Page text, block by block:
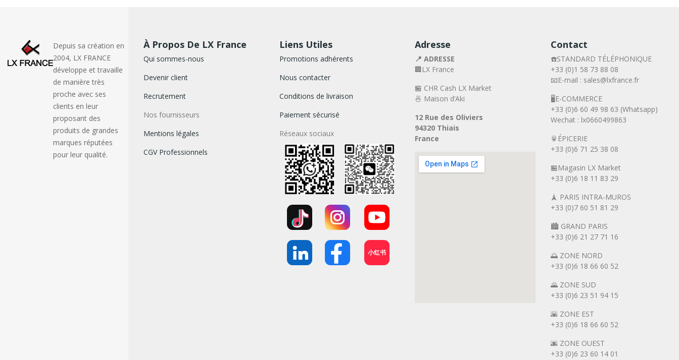
Depuis sa création en
2004, LX FRANCE
développe et travaille
de manière très
proche avec ses
clients en leur
proposant des
produits de grandes
marques réputées
pour leur qualité.
À Propos De LX France
Qui sommes-nous
Devenir client
Recrutement
Nos fournisseurs
Mentions légales
CGV Professionnels
Liens Utiles
Promotions adhérents
Nous contacter
Conditions de livraison
Paiement sécurisé
Réseaux sociaux
小红书
Adresse
📍 ADRESSE
🏢LX France
🏪 CHR Cash LX Market
🍜 Maison d’Aki
12 Rue des Oliviers
94320 Thiais
France
Contact
☎️STANDARD TÉLÉPHONIQUE
+33 (0)1 58 73 88 08
📧E-mail : sales@lxfrance.fr
🖥️E-COMMERCE
+33 (0)6 60 49 98 63 (Whatsapp)
Wechat : lx0660499863
🥫ÉPICERIE
+33 (0)6 71 25 38 08
🏪Magasin LX Market
+33 (0)6 18 11 83 29
🗼 PARIS INTRA-MUROS
+33 (0)7 60 51 81 29
🏙️ GRAND PARIS
+33 (0)6 21 27 71 16
🌅 ZONE NORD
+33 (0)6 18 66 60 52
🌄 ZONE SUD
+33 (0)6 23 51 94 15
🌇 ZONE EST
+33 (0)6 18 66 60 52
🌆 ZONE OUEST
+33 (0)6 23 60 14 01